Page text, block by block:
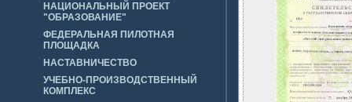
НАЦИОНАЛЬНЫЙ ПРОЕКТ
"ОБРАЗОВАНИЕ"
ФЕДЕРАЛЬНАЯ ПИЛОТНАЯ
ПЛОЩАДКА
НАСТАВНИЧЕСТВО
УЧЕБНО-ПРОИЗВОДСТВЕННЫЙ
КОМПЛЕКС